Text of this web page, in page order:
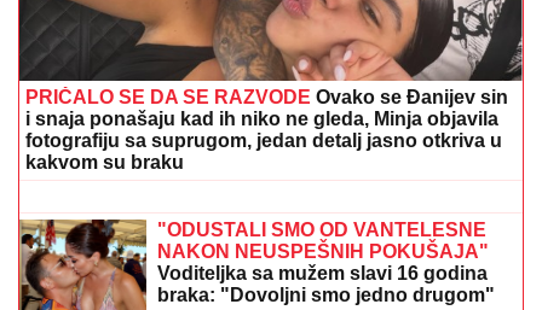
MARINA VISKOVIĆ U NIKAD SMELIJEM STAJLINGU!
Ukaubojkama i sa bezobraznim prorezom na suknji
pokazala izvajane noge, a onda je sevnulo i više nego
što je planirala (Foto)
Hitno uključivanje Mustafe Durdžića u
emisiju, otkrio detalje video poziva sa
Majom: "Mevlida je ljuta na nju"
"HOĆEŠ TI DA SE SKIDAŠ ILI JA DA
TE SKINEM?"Pevačica doživela
jezivo zlostavljanje, o traumi samo
jednom govorila: "Ceo dan sam bila